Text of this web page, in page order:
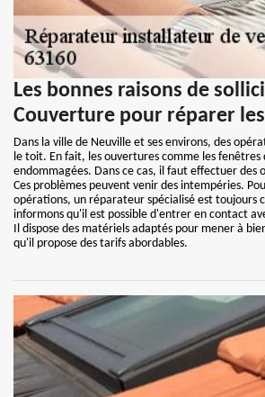
Les bonnes raisons de
Couverture pour réparer
Dans la ville de Neuville et ses environs, des
le toit. En fait, les ouvertures comme les
endommagées. Dans ce cas, il faut effectuer des
Ces problèmes peuvent venir des intempéries.
opérations, un réparateur spécialisé est toujours
informons qu'il est possible d'entrer en contact
Il dispose des matériels adaptés pour mener à
qu'il propose des tarifs abordables.